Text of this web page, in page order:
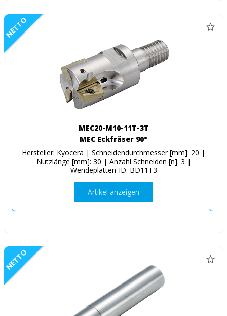
NETTO
MEC20-M10-11T-3T
MEC Eckfräser 90°
Hersteller: Kyocera | Schneidendurchmesser [mm]: 20 |
Nutzlänge [mm]: 30 | Anzahl Schneiden [n]: 3 |
Wendeplatten-ID: BD11T3
Artikel anzeigen
NETTO